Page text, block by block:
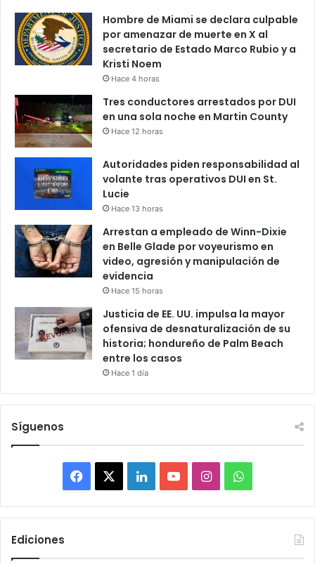
Hombre de Miami se declara culpable
por amenazar de muerte en X al
secretario de Estado Marco Rubio y a
Kristi Noem
Hace 4 horas
Tres conductores arrestados por DUI
en una sola noche en Martin County
Hace 12 horas
Autoridades piden responsabilidad al
volante tras operativos DUI en St.
Lucie
Hace 13 horas
Arrestan a empleado de Winn-Dixie
en Belle Glade por voyeurismo en
video, agresión y manipulación de
evidencia
Hace 15 horas
Justicia de EE. UU. impulsa la mayor
ofensiva de desnaturalización de su
historia; hondureño de Palm Beach
entre los casos
Hace 1 día
Síguenos
a
e
L
i
k
o
T
I
n
t
W
h
t
Ediciones